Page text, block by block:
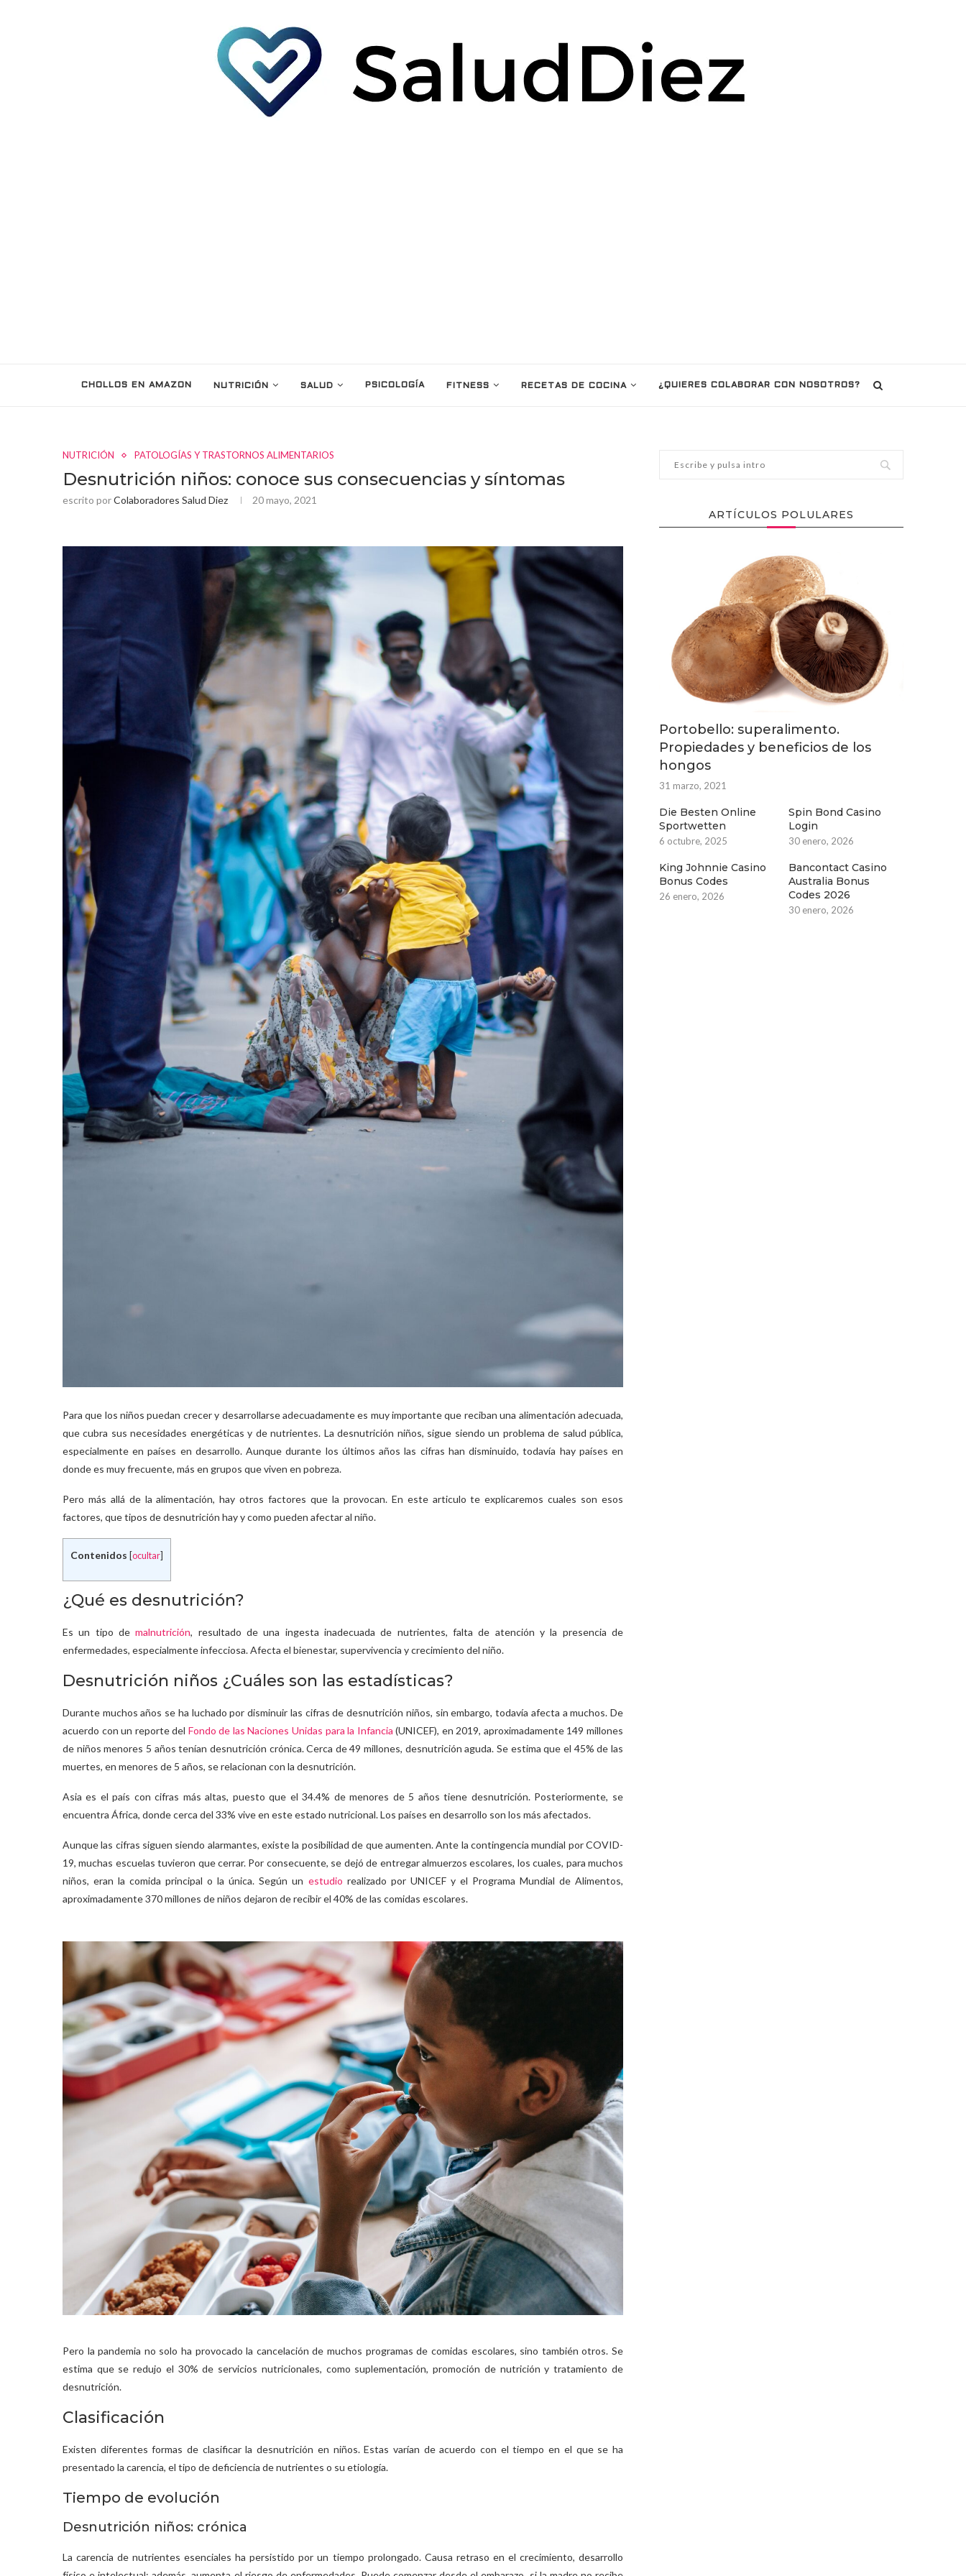
CHOLLOS EN AMAZON NUTRICIÓN SALUD PSICOLOGÍA FITNESS RECETAS DE COCINA ¿QUIERES COLABORAR CON NOSOTROS?
NUTRICIÓN PATOLOGÍAS Y TRASTORNOS ALIMENTARIOS
Desnutrición niños: conoce sus consecuencias y síntomas
escrito porColaboradores Salud Diez 20 mayo, 2021
Para que los niños puedan crecer y desarrollarse adecuadamente es muy importante que reciban una alimentación adecuada,
que cubra sus necesidades energéticas y de nutrientes. La desnutrición niños, sigue siendo un problema de salud pública,
especialmente en países en desarrollo. Aunque durante los últimos años las cifras han disminuido, todavía hay países en
donde es muy frecuente, más en grupos que viven en pobreza.
Pero más allá de la alimentación, hay otros factores que la provocan. En este articulo te explicaremos cuales son esos
factores, que tipos de desnutrición hay y como pueden afectar al niño.
Contenidos ocultar
¿Qué es desnutrición?
Es un tipo demalnutrición, resultado de una ingesta inadecuada de nutrientes, falta de atención y la presencia de
enfermedades, especialmente infecciosa. Afecta el bienestar, supervivencia y crecimiento del niño.
Desnutrición niños ¿Cuáles son las estadísticas?
Durante muchos años se ha luchado por disminuir las cifras de desnutrición niños, sin embargo, todavía afecta a muchos. De
acuerdo con un reporte del Fondo de las Naciones Unidas para la Infancia (UNICEF), en 2019, aproximadamente 149 millones
de niños menores 5 años tenían desnutrición crónica. Cerca de 49 millones, desnutrición aguda. Se estima que el 45% de las
muertes, en menores de 5 años, se relacionan con la desnutrición.
Asia es el país con cifras más altas, puesto que el 34.4% de menores de 5 años tiene desnutrición. Posteriormente, se
encuentra África, donde cerca del 33% vive en este estado nutricional. Los países en desarrollo son los más afectados.
Aunque las cifras siguen siendo alarmantes, existe la posibilidad de que aumenten. Ante la contingencia mundial por COVID-
19, muchas escuelas tuvieron que cerrar. Por consecuente, se dejó de entregar almuerzos escolares, los cuales, para muchos
niños, eran la comida principal o la única. Según un estudio realizado por UNICEF y el Programa Mundial de Alimentos,
aproximadamente 370 millones de niños dejaron de recibir el 40% de las comidas escolares.
Pero la pandemia no solo ha provocado la cancelación de muchos programas de comidas escolares, sino también otros. Se
estima que se redujo el 30% de servicios nutricionales, como suplementación, promoción de nutrición y tratamiento de
desnutrición.
Clasificación
Existen diferentes formas de clasificar la desnutrición en niños. Estas varían de acuerdo con el tiempo en el que se ha
presentado la carencia, el tipo de deficiencia de nutrientes o su etiología.
Tiempo de evolución
Desnutrición niños: crónica
La carencia de nutrientes esenciales ha persistido por un tiempo prolongado. Causa retraso en el crecimiento, desarrollo
ARTÍCULOS POLULARES
Portobello: superalimento.
Propiedades y beneficios de los
hongos
31 marzo, 2021
Die Besten Online
Sportwetten
6 octubre, 2025
Spin Bond Casino
Login
30 enero, 2026
King Johnnie Casino
Bonus Codes
26 enero, 2026
Bancontact Casino
Australia Bonus
Codes 2026
30 enero, 2026